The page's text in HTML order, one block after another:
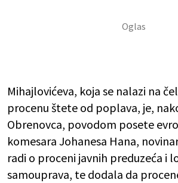
Mihajlovićeva, koja se nalazi na
procenu štete od poplava, je,
Obrenovca, povodom posete
komesara Johanesa Hana,
radi o proceni javnih preduzeća i
samouprava, te dodala da